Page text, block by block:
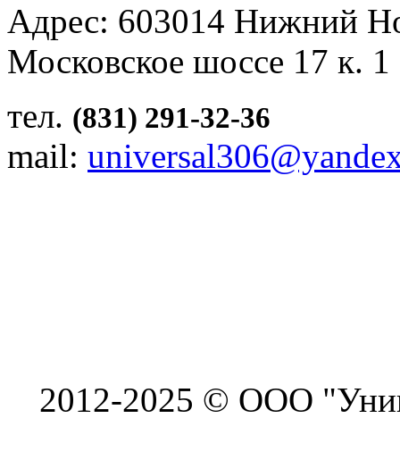
Адрес: 603014 Нижний
Московское шоссе 17 к.
тел. (831) 291-32-36
mail:
2012-2025 © ООО